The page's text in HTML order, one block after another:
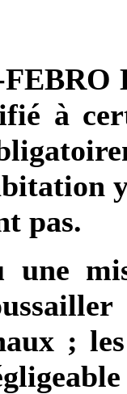
à
pas.
une
;